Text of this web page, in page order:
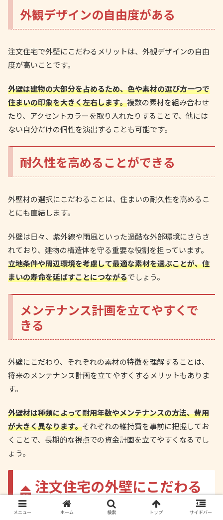
外観デザインの自由度がある
注文住宅で外壁にこだわるメリットは、外観デザインの自由
度が高いことです。
外壁は建物の大部分を占めるため、色や素材の選び方一つで
住まいの印象を大きく左右します。複数の素材を組み合わせ
たり、アクセントカラーを取り入れたりすることで、他には
ない自分だけの個性を演出することも可能です。
耐久性を高めることができる
外壁材の選択にこだわることは、住まいの耐久性を高めるこ
とにも直結します。
外壁は日々、紫外線や雨風といった過酷な外部環境にさらさ
れており、建物の構造体を守る重要な役割を担っています。
立地条件や周辺環境を考慮して最適な素材を選ぶことが、住
まいの寿命を延ばすことにつながるでしょう。
メンテナンス計画を立てやすくで
きる
外壁にこだわり、それぞれの素材の特徴を理解することは、
将来のメンテナンス計画を立てやすくするメリットもありま
す。
外壁材は種類によって耐用年数やメンテナンスの方法、費用
が大きく異なります。それぞれの維持費を事前に把握してお
くことで、長期的な視点での資金計画を立てやすくなるでし
ょう。
注文住宅の外壁にこだわる
デメリット
メニュー ホーム 検索 トップ サイドバー